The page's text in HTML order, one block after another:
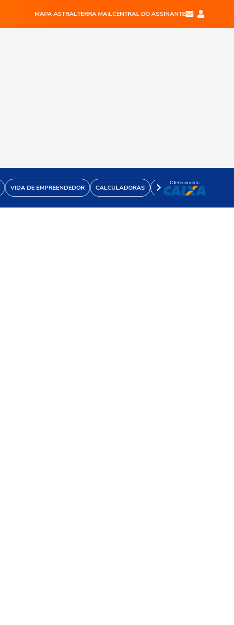
MAPA ASTRALTERRA MAILCENTRAL DO ASSINANTE
VIDA DE EMPREENDEDOR CALCULADORAS VÍDEOS
Oferecimento